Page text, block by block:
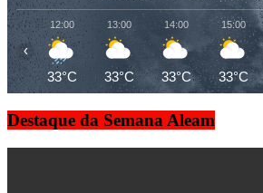
12:00
33°C
13:00
33°C
14:00
33°C
15:00
33°C
‹
Destaque da Semana Aleam